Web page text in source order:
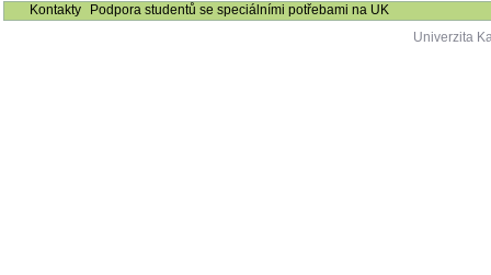
Kontakty
Podpora studentů se speciálními potřebami na UK
Univerzita